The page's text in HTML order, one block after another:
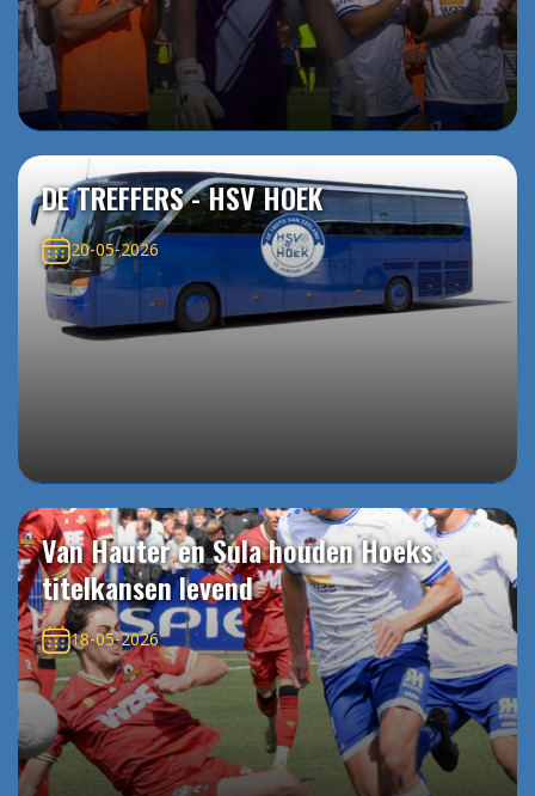
DE TREFFERS - HSV HOEK
20-05-2026
Van Hauter en Sula houden Hoeks
titelkansen levend
18-05-2026